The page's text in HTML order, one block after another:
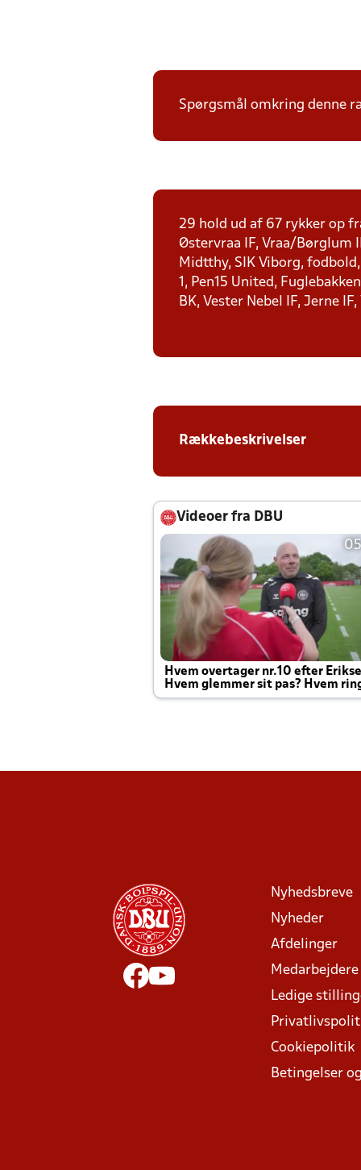
Spørgsmål omkring denne
29 hold ud af 67 rykker op
Østervraa IF, Vraa/Børglum
Midtthy, SIK Viborg,
1, Pen15 United,
BK, Vester Nebel IF, Jerne
Rækkebeskrivelser
Videoer fra DBU
Hvem overtager nr.10 efter
Hvem glemmer sit pas? Hvem
Joachim altid til efter kampe?
Nyhedsbreve
Nyheder
Afdelinger
Medarbejdere
Ledige
Cookiepolitik
Betingelser